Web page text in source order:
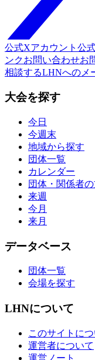
公式Xアカウント 公
ンクお問い合わせお
相談するLHNへのメ
大会を探す
今日
今週末
地域から探す
団体一覧
カレンダー
団体・関係者
来週
今月
来月
データベース
団体一覧
会場を探す
LHNについて
このサイトに
運営者について
運営ノート